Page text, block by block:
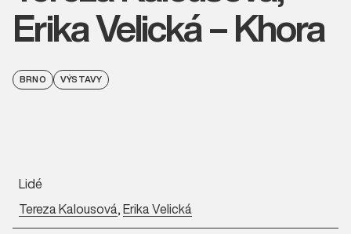
Erika Velická – Khora
BRNO VÝSTAVY
Lidé
Tereza Kalousová,Erika Velická